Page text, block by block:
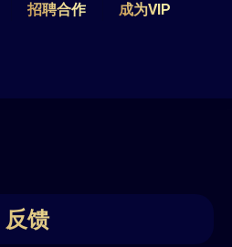
招聘合作 成为VIP
反馈